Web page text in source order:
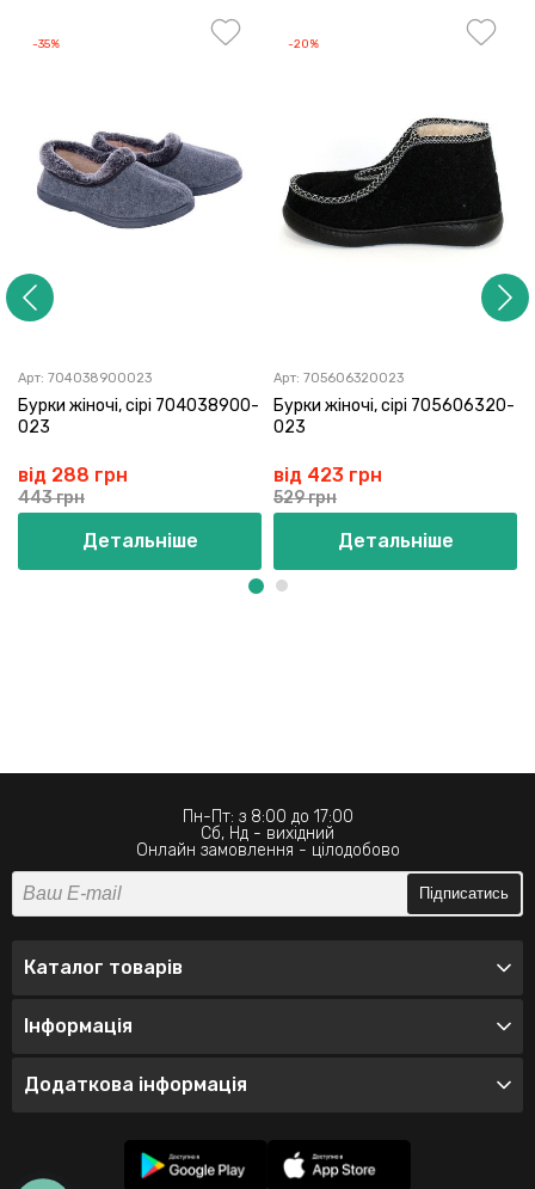
-35%
Арт: 704038900023
Бурки жіночі, сірі 704038900-
023
від 288 грн
443 грн
Детальніше
-20%
Арт: 705606320023
Бурки жіночі, сірі 705606320-
023
від 423 грн
529 грн
Детальніше
Пн-Пт: з 8:00 до 17:00
Сб, Нд - вихідний
Онлайн замовлення - цілодобово
Підписатись
Каталог товарів
Інформація
Додаткова інформація